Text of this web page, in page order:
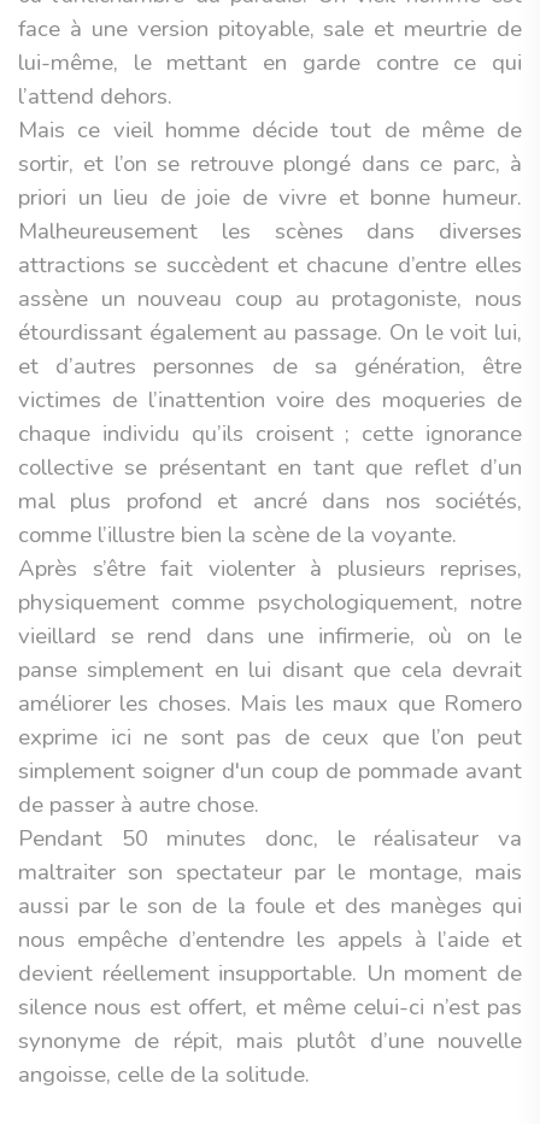
face à une version pitoyable, sale et meurtrie de
lui-même, le mettant en garde contre ce qui
l’attend dehors.
Mais ce vieil homme décide tout de même de
sortir, et l’on se retrouve plongé dans ce parc, à
priori un lieu de joie de vivre et bonne humeur.
Malheureusement les scènes dans diverses
attractions se succèdent et chacune d’entre elles
assène un nouveau coup au protagoniste, nous
étourdissant également au passage. On le voit lui,
et d’autres personnes de sa génération, être
victimes de l’inattention voire des moqueries de
chaque individu qu’ils croisent ; cette ignorance
collective se présentant en tant que reflet d’un
mal plus profond et ancré dans nos sociétés,
comme l’illustre bien la scène de la voyante.
Après s’être fait violenter à plusieurs reprises,
physiquement comme psychologiquement, notre
vieillard se rend dans une infirmerie, où on le
panse simplement en lui disant que cela devrait
améliorer les choses. Mais les maux que Romero
exprime ici ne sont pas de ceux que l’on peut
simplement soigner d'un coup de pommade avant
de passer à autre chose.
Pendant 50 minutes donc, le réalisateur va
maltraiter son spectateur par le montage, mais
aussi par le son de la foule et des manèges qui
nous empêche d’entendre les appels à l’aide et
devient réellement insupportable. Un moment de
silence nous est offert, et même celui-ci n’est pas
synonyme de répit, mais plutôt d’une nouvelle
angoisse, celle de la solitude.